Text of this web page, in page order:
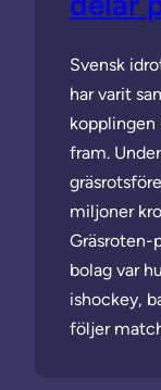
Svensk
har varit
fram.
miljoner
Gräsroten-
bolag var
ishockey,
följer